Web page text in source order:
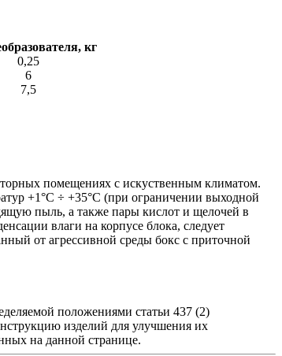
кг
0,25
6
7,5
помещениях с искуственным климатом.
+1°С ÷ +35°С (при ограничении выходной
пыль, а также пары кислот и щелочей в
влаги на корпусе блока, следует
от агрессивной среды бокс с приточной
положениями статьи 437 (2)
изделий для улучшения их
на данной странице.